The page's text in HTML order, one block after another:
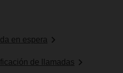
en espera
de llamadas